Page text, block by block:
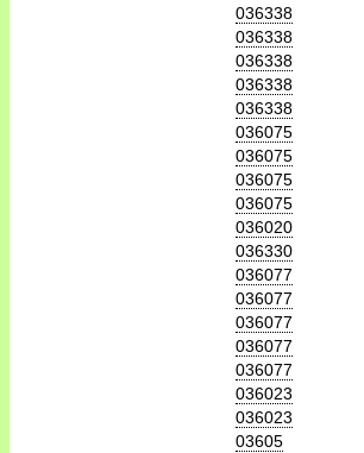
036338
036338
036338
036338
036338
036075
036075
036075
036075
036020
036330
036077
036077
036077
036077
036077
036023
036023
03605